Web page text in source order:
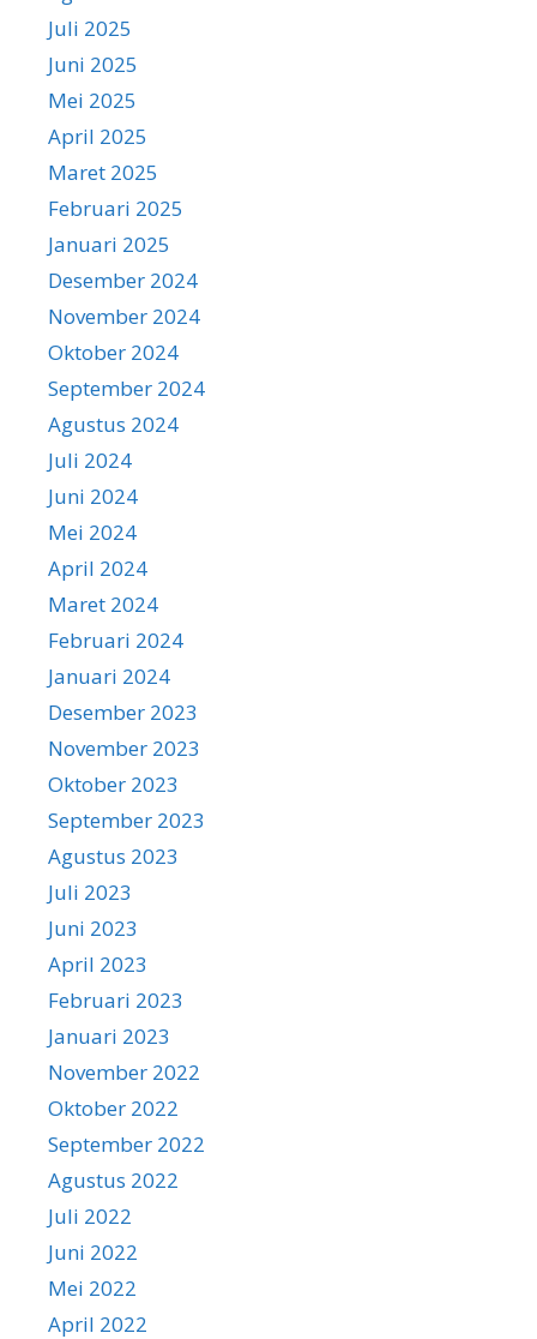
Juli 2025
Juni 2025
Mei 2025
April 2025
Maret 2025
Februari 2025
Januari 2025
Desember 2024
November 2024
Oktober 2024
September 2024
Agustus 2024
Juli 2024
Juni 2024
Mei 2024
April 2024
Maret 2024
Februari 2024
Januari 2024
Desember 2023
November 2023
Oktober 2023
September 2023
Agustus 2023
Juli 2023
Juni 2023
April 2023
Februari 2023
Januari 2023
November 2022
Oktober 2022
September 2022
Agustus 2022
Juli 2022
Juni 2022
Mei 2022
April 2022